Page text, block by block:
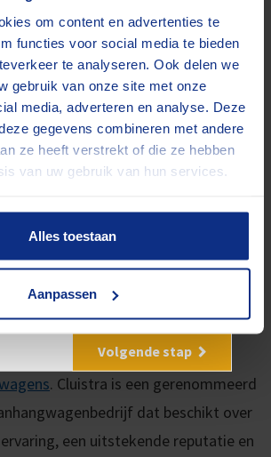
om content en advertenties te
functies voor social media te bieden
te analyseren. Ook delen we
gebruik van onze site met onze
media, adverteren en analyse. Deze
gegevens combineren met andere
ze heeft verstrekt of die ze hebben
van uw gebruik van hun services.
Alles toestaan
Aanpassen
een offerte? Klik hier
(Kantelbaar)
Komt u er niet uit? Mail ons!
Volgende stap
vakanties aan. Je leest het, voor
aanhangwagen.
te maken over het materieel, dat
in onze eigen werkplaats. Dat is
een aanhangwagen huren noemen
is een initiatief van
. Cluistra is een gerenommeerd
dat beschikt over
een uitstekende reputatie en